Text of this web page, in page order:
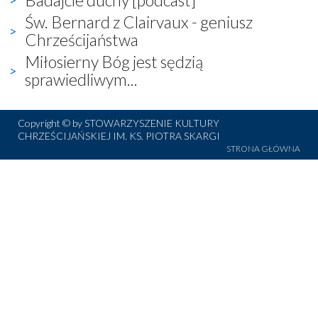
Św. Bernard z Clairvaux - geniusz
Chrześcijaństwa
Miłosierny Bóg jest sędzią
sprawiedliwym...
Copyright © by STOWARZYSZENIE KULTURY
CHRZEŚCIJAŃSKIEJ IM. KS. PIOTRA SKARGI
STRONA GŁÓWNA